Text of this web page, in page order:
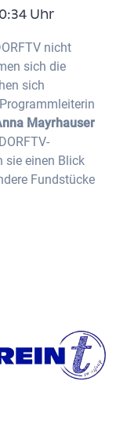
Uhr
nicht
sich die
sich
Mayrhauser
sie einen Blick
Fundstücke